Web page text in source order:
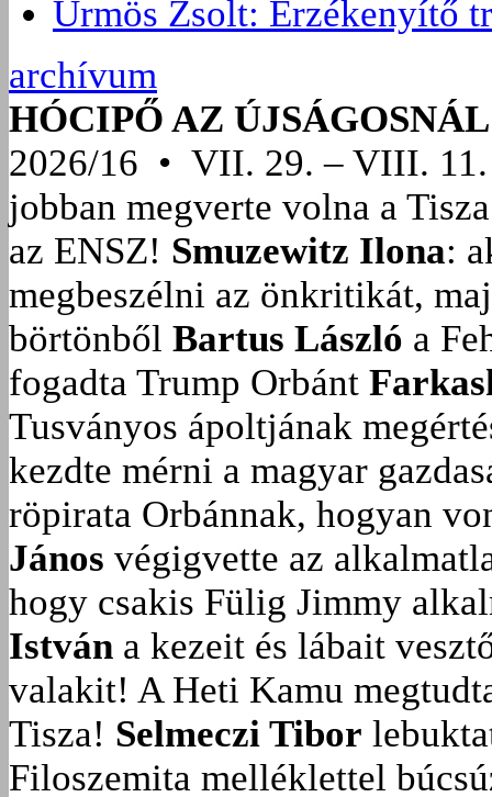
Ürmös Zsolt: Érzékenyítő
archívum
HÓCIPŐ AZ ÚJSÁGOSNÁL
2026/16 • VII. 29. – VIII. 11.
jobban megverte volna a
az ENSZ! Smuzewitz Ilona:
megbeszélni az önkritikát,
börtönből Bartus László a
fogadta Trump Orbánt
Tusványos ápoltjának
kezdte mérni a magyar
röpirata Orbánnak, hogyan
János végigvette az
hogy csakis Fülig Jimmy
István a kezeit és lábait
valakit! A Heti Kamu
Tisza! Selmeczi Tibor
Filoszemita melléklettel